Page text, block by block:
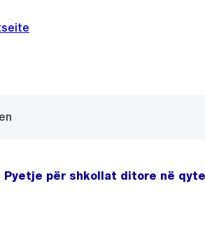
Pyetje për shkollat ditore në